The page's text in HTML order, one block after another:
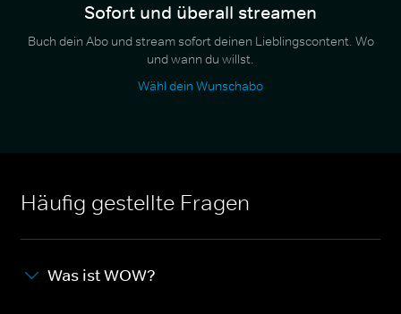
Sofort und überall streamen
Buch dein Abo und stream sofort deinen Lieblingscontent. Wo
und wann du willst.
Wähl dein Wunschabo
Häufig gestellte Fragen
Was ist WOW?